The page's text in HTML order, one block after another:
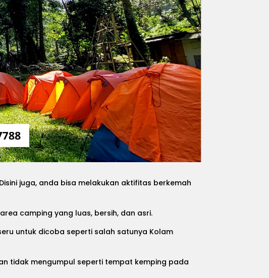
juga, anda bisa melakukan aktifitas berkemah
camping yang luas, bersih, dan asri.
untuk dicoba seperti salah satunya Kolam
tidak mengumpul seperti tempat kemping pada